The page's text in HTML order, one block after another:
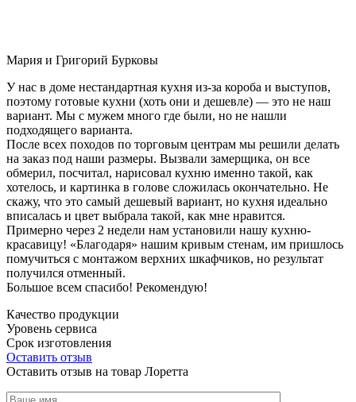
Мария и Григорий Бурковы
У нас в доме нестандартная кухня из-за короба и выступов,
поэтому готовые кухни (хоть они и дешевле) — это не наш
вариант. Мы с мужем много где были, но не нашли
подходящего варианта.
После всех походов по торговым центрам мы решили делать
на заказ под наши размеры. Вызвали замерщика, он все
обмерил, посчитал, нарисовал кухню именно такой, как
хотелось, и картинка в голове сложилась окончательно. Не
скажу, что это самый дешевый вариант, но кухня идеально
вписалась и цвет выбрала такой, как мне нравится.
Примерно через 2 недели нам установили нашу кухню-
красавицу! «Благодаря» нашим кривым стенам, им пришлось
помучиться с монтажом верхних шкафчиков, но результат
получился отменный.
Большое всем спасибо! Рекомендую!
Качество продукции
Уровень сервиса
Срок изготовления
Оставить отзыв
Оставить отзыв на товар Лоретта